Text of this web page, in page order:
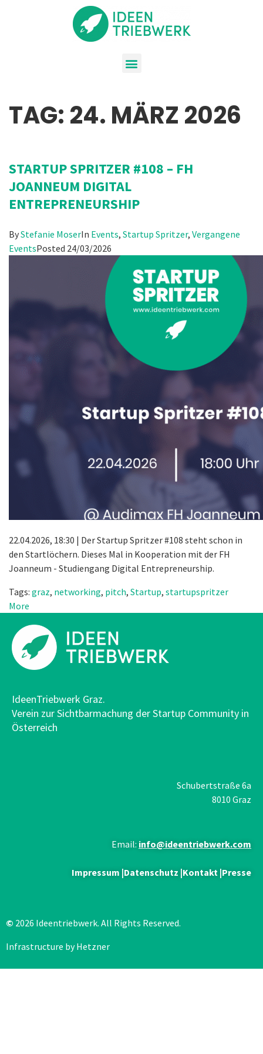
TAG: 24. MÄRZ 2026
STARTUP SPRITZER #108 – FH
JOANNEUM DIGITAL
ENTREPRENEURSHIP
ByStefanie MoserIn Events, Startup Spritzer, Vergangene
EventsPosted 24/03/2026
22.04.2026, 18:30 | Der Startup Spritzer #108 steht schon in
den Startlöchern. Dieses Mal in Kooperation mit der FH
Joanneum - Studiengang Digital Entrepreneurship.
Tags: graz, networking, pitch, Startup, startupspritzer
More
IdeenTriebwerk Graz.
Verein zur Sichtbarmachung der Startup Community in
Österreich
Schubertstraße 6a
8010 Graz
Email: info@ideentriebwerk.com
Impressum |Datenschutz |Kontakt |Presse
© 2026 Ideentriebwerk. All Rights Reserved.
Infrastructure by Hetzner